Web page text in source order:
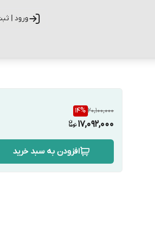
ورود |
20,100,000
14%
17,092,000
افزودن به سبد خرید